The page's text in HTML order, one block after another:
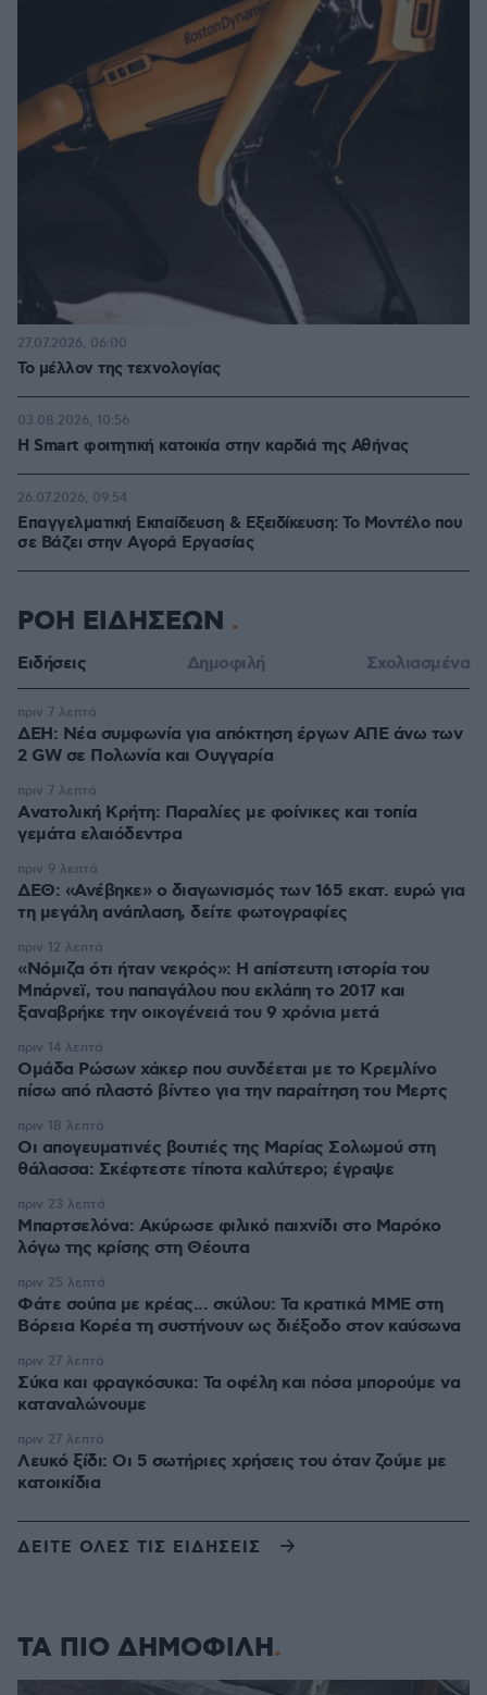
Το μέλλον της τεχνολογίας
27.07.2026, 06:00
Η Smart φοιτητική κατοικία στην καρδιά της Αθήνας
03.08.2026, 10:56
Επαγγελματική Εκπαίδευση & Εξειδίκευση: Το Mοντέλο που
σε Bάζει στην Aγορά Eργασίας
26.07.2026, 09:54
ΡΟΗ ΕΙΔΗΣΕΩΝ
Ειδήσεις Δημοφιλή Σχολιασμένα
ΔΕΗ: Νέα συμφωνία για απόκτηση έργων ΑΠΕ άνω των
2 GW σε Πολωνία και Ουγγαρία
πριν 7 λεπτά
Aνατολική Κρήτη: Παραλίες με φοίνικες και τοπία
γεμάτα ελαιόδεντρα
πριν 7 λεπτά
ΔΕΘ: «Ανέβηκε» ο διαγωνισμός των 165 εκατ. ευρώ για
τη μεγάλη ανάπλαση, δείτε φωτογραφίες
πριν 9 λεπτά
«Νόμιζα ότι ήταν νεκρός»: Η απίστευτη ιστορία του
Μπάρνεϊ, του παπαγάλου που εκλάπη το 2017 και
ξαναβρήκε την οικογένειά του 9 χρόνια μετά
πριν 12 λεπτά
Ομάδα Ρώσων χάκερ που συνδέεται με το Κρεμλίνο
πίσω από πλαστό βίντεο για την παραίτηση του Μερτς
πριν 14 λεπτά
Οι απογευματινές βουτιές της Μαρίας Σολωμού στη
θάλασσα: Σκέφτεστε τίποτα καλύτερο; έγραψε
πριν 18 λεπτά
Μπαρτσελόνα: Ακύρωσε φιλικό παιχνίδι στο Μαρόκο
λόγω της κρίσης στη Θέουτα
πριν 23 λεπτά
Φάτε σούπα με κρέας... σκύλου: Τα κρατικά ΜΜΕ στη
Βόρεια Κορέα τη συστήνουν ως διέξοδο στον καύσωνα
πριν 25 λεπτά
Σύκα και φραγκόσυκα: Τα οφέλη και πόσα μπορούμε να
καταναλώνουμε
πριν 27 λεπτά
Λευκό ξίδι: Οι 5 σωτήριες χρήσεις του όταν ζούμε με
κατοικίδια
πριν 27 λεπτά
ΔΕΙΤΕ ΟΛΕΣ ΤΙΣ ΕΙΔΗΣΕΙΣ
ΤΑ ΠΙΟ ΔΗΜΟΦΙΛΗ